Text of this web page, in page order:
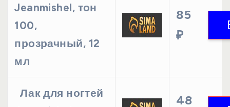
Jeanmishel, тон
100,
прозрачный, 12
мл
85
₽
Лак для ногтей
48